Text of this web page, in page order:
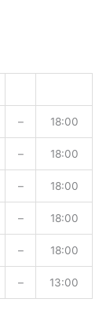
– 18:00
– 18:00
– 18:00
– 18:00
– 18:00
– 13:00